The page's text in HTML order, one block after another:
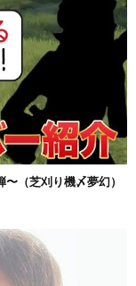
（芝刈り機〆夢幻）